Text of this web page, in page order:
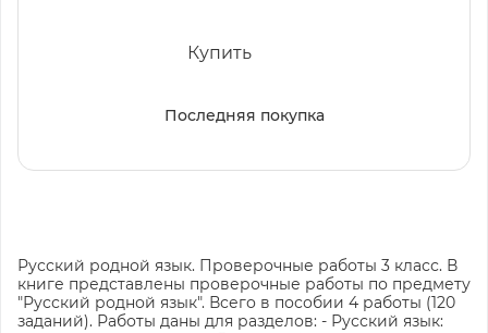
Купить
Последняя покупка
Русский родной язык. Проверочные работы 3 класс. В
книге представлены проверочные работы по предмету
"Русский родной язык". Всего в пособии 4 работы (120
заданий). Работы даны для разделов: - Русский язык: